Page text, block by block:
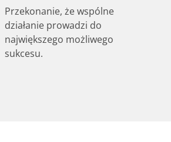
Przekonanie, że wspólne
działanie prowadzi do
największego możliwego
sukcesu.